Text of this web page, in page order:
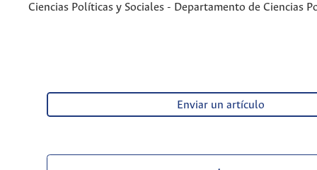
Ciencias Políticas y Sociales - Departamento de Ciencias
Enviar un artículo